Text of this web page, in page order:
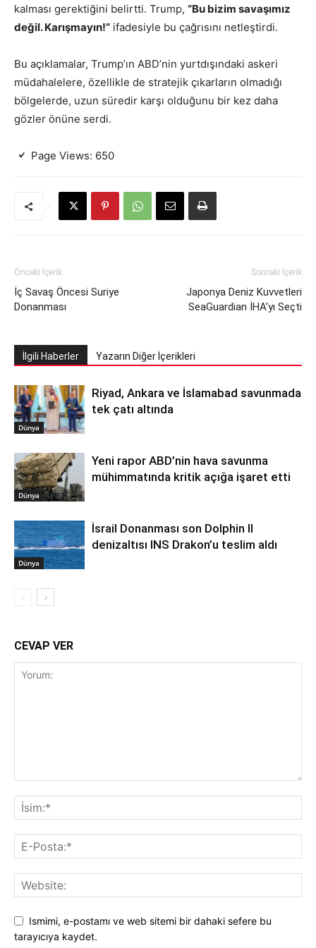
kalması gerektiğini belirtti. Trump, “Bu bizim savaşımız
değil. Karışmayın!” ifadesiyle bu çağrısını netleştirdi.
Bu açıklamalar, Trump’ın ABD’nin yurtdışındaki askeri
müdahalelere, özellikle de stratejik çıkarların olmadığı
bölgelerde, uzun süredir karşı olduğunu bir kez daha
gözler önüne serdi.
Page Views: 650
Önceki İçerik
İç Savaş Öncesi Suriye
Donanması
Sonraki İçerik
Japonya Deniz Kuvvetleri
SeaGuardian İHA’yı Seçti
İlgili Haberler Yazarın Diğer İçerikleri
Dünya
Riyad, Ankara ve İslamabad savunmada
tek çatı altında
Dünya
Yeni rapor ABD’nin hava savunma
mühimmatında kritik açığa işaret etti
Dünya
İsrail Donanması son Dolphin II
denizaltısı INS Drakon’u teslim aldı
CEVAP VER
Ismimi, e-postamı ve web sitemi bir dahaki sefere bu
tarayıcıya kaydet.